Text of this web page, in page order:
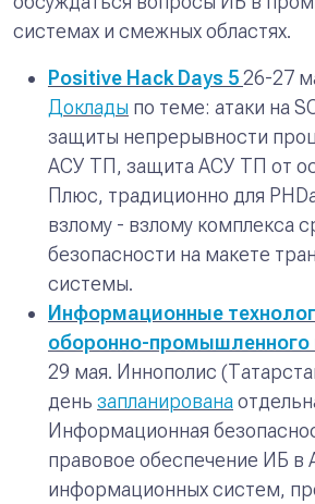
системах и смежных областях.
Positive Hack Days 526-27
Доклады по теме: атаки на
защиты непрерывности
АСУ ТП, защита АСУ ТП от
Плюс, традиционно для
взлому - взлому комплекса
безопасности на макете
системы.
Информационные
оборонно-промышленного
29 мая. Иннополис
день запланирована
Информационная
правовое обеспечение ИБ в
информационных систем,